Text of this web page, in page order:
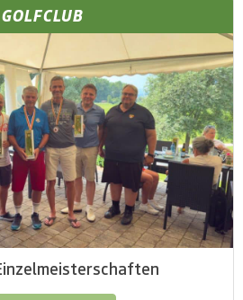
GOLFCLUB